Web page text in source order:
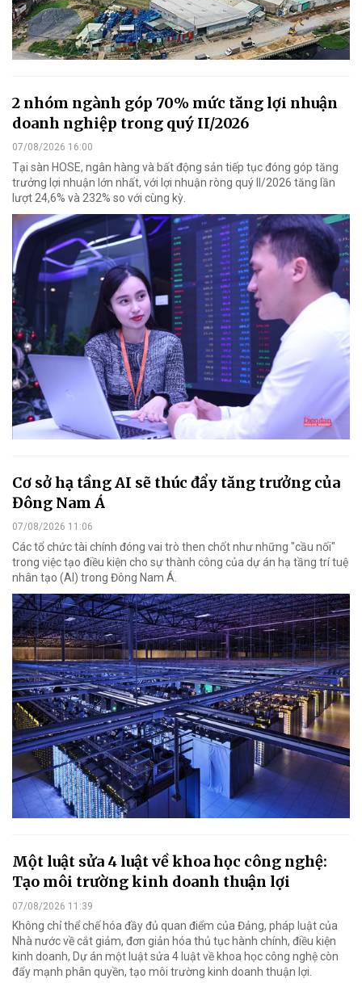
2 nhóm ngành góp 70% mức tăng lợi nhuận
doanh nghiệp trong quý II/2026
07/08/2026 16:00
Tại sàn HOSE, ngân hàng và bất động sản tiếp tục đóng góp tăng
trưởng lợi nhuận lớn nhất, với lợi nhuận ròng quý II/2026 tăng lần
lượt 24,6% và 232% so với cùng kỳ.
Cơ sở hạ tầng AI sẽ thúc đẩy tăng trưởng của
Đông Nam Á
07/08/2026 11:06
Các tổ chức tài chính đóng vai trò then chốt như những "cầu nối"
trong việc tạo điều kiện cho sự thành công của dự án hạ tầng trí tuệ
nhân tạo (AI) trong Đông Nam Á.
Một luật sửa 4 luật về khoa học công nghệ:
Tạo môi trường kinh doanh thuận lợi
07/08/2026 11:39
Không chỉ thể chế hóa đầy đủ quan điểm của Đảng, pháp luật của
Nhà nước về cắt giảm, đơn giản hóa thủ tục hành chính, điều kiện
kinh doanh, Dự án một luật sửa 4 luật về khoa học công nghệ còn
đẩy mạnh phân quyền, tạo môi trường kinh doanh thuận lợi.